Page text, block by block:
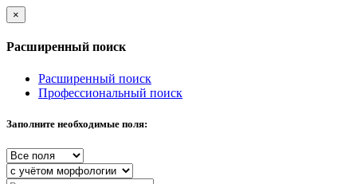
×
Расширенный поиск
Расширенный поиск
Профессиональный поиск
Заполните необходимые поля: